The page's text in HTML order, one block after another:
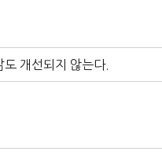
개선되지 않는다.